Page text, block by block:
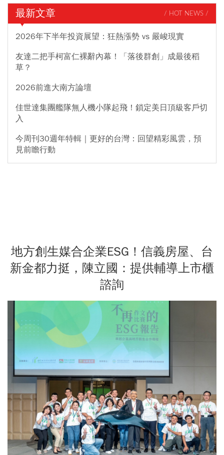
最新文章 / HOT NEWS /
2026年下半年投資展望：狂熱漲勢 vs 嚴峻現實
友達二把手柯富仁裸辭內幕！「落後群創」成最後稻
草？
2026前進大南方論壇
佳世達集團艦隊無人機小隊起飛！鎖定美日頂級客戶切
入
今周刊30週年特輯｜更好的台灣：回望精彩風雲，預
見前瞻行動
地方創生媒合企業ESG！信義房屋、台
新金都力挺，陳立國：提供輔導上市櫃
諮詢